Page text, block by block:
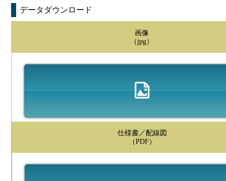
データダウンロード
画像
（jpg）
仕様書／配線図
（PDF）